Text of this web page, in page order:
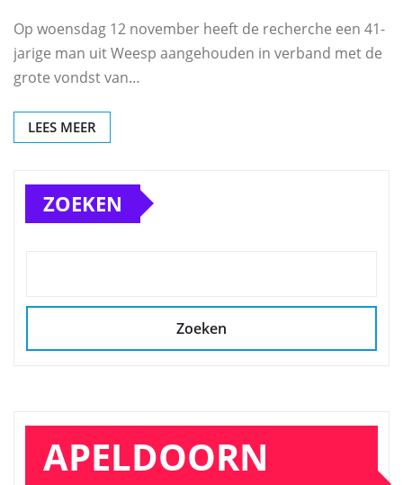
Op woensdag 12 november heeft de recherche een 41-
jarige man uit Weesp aangehouden in verband met de
grote vondst van…
LEES MEER
ZOEKEN
Zoeken
APELDOORN